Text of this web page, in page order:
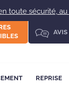
toute sécurité, au
AVIS
REPRISE